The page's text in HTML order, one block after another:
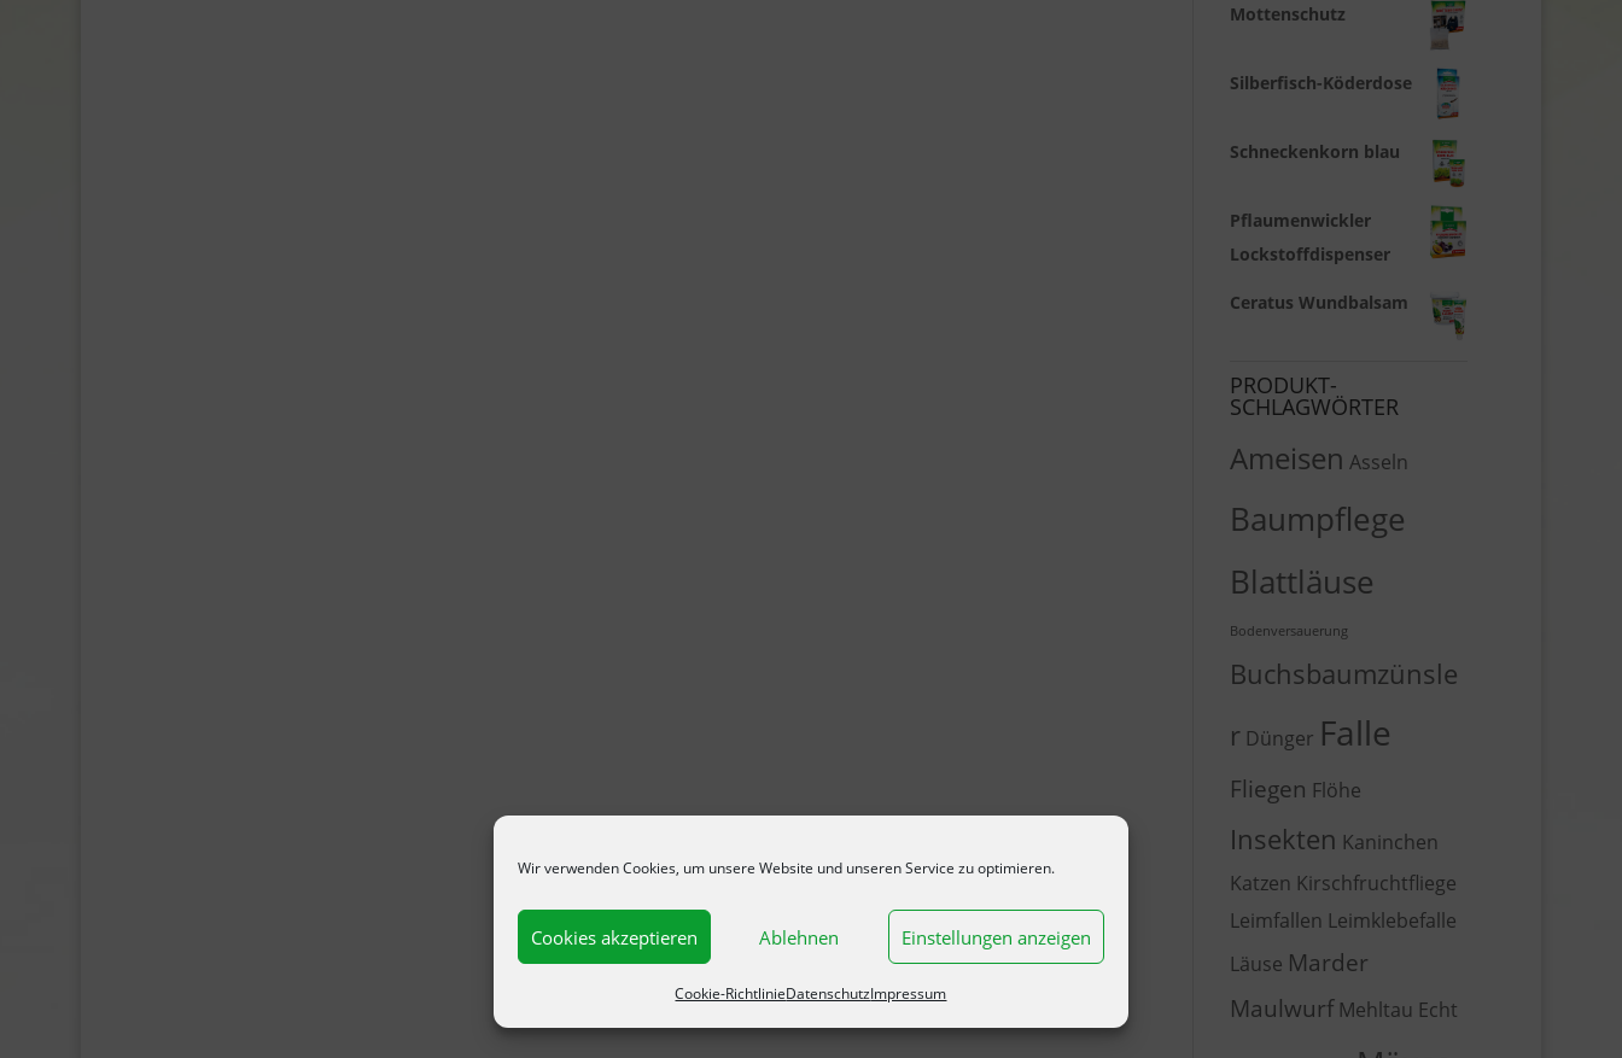
Wir verwenden Cookies, um unsere Website und unseren Service zu optimieren.
Cookies akzeptieren Ablehnen Einstellungen anzeigen
Cookie-RichtlinieDatenschutzImpressum
Mottenschutz
Silberfisch-Köderdose
Schneckenkorn blau
Pflaumenwickler
Lockstoffdispenser
Ceratus Wundbalsam
PRODUKT-
SCHLAGWÖRTER
Ameisen Asseln
Baumpflege
Blattläuse
Bodenversauerung
Buchsbaumzünsle
r Dünger Falle
Fliegen Flöhe
Insekten Kaninchen
Katzen Kirschfruchtfliege
Leimfallen Leimklebefalle
Läuse Marder
Maulwurf Mehltau Echt